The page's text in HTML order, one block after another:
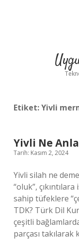
Etiket:Yivli
Yivli Ne
Tarih: Kasım 2, 2024
Yivli silah ne
“oluk”,
sahip tüfeklere
TDK? Türk Dil
çeşitli
parçası takılarak